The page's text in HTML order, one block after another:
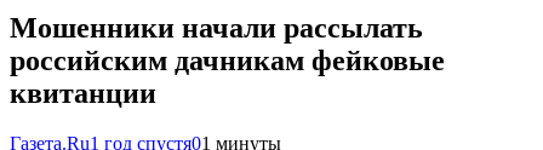
Мошенники начали рассылать
российским дачникам фейковые
квитанции
Газета.Ru1 год спустя01 минуты